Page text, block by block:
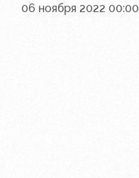
06 ноября 2022 00:00